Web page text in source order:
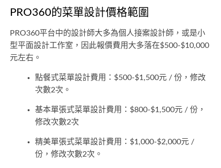
PRO360的菜單設計價格範圍
PRO360平台中的設計師大多為個人接案設計師，或是小
型平面設計工作室，因此報價費用大多落在$500-$10,000
元左右。
點餐式菜單設計費用：$500-$1,500元 / 份，修改
次數2次。
基本單張式菜單設計費用：$800-$1,500元 / 份，
修改次數2次
精美單張式菜單設計費用：$1,000-$2,000元 /
份，修改次數2次。